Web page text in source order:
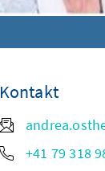
Kontakt
+41 79 318